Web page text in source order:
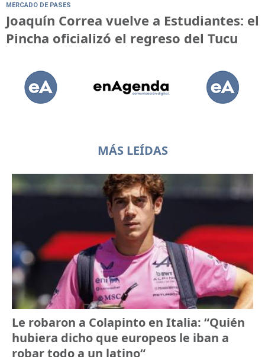
MERCADO DE PASES
Joaquín Correa vuelve a Estudiantes: el
Pincha oficializó el regreso del Tucu
MÁS LEÍDAS
Le robaron a Colapinto en Italia: “Quién
hubiera dicho que europeos le iban a
robar todo a un latino“